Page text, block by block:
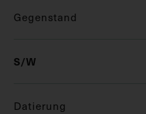
Gegenstand
S/W
Datierung